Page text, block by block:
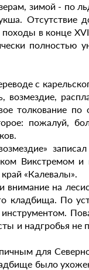
зимой - по
Отсутствие
в конце
полностью
с
возмездие,
толкование
пожалуй,
Викстремом и
«Калевалы».
внимание на
кладбища. По
и надгробья не
для
было